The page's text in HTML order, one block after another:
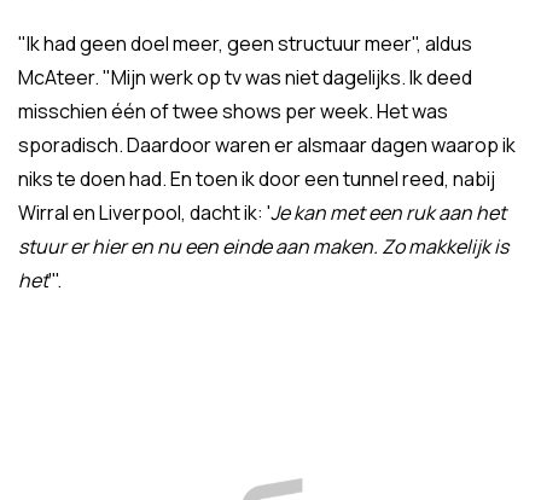
"Ik had geen doel meer, geen structuur meer", aldus
McAteer. "Mijn werk op tv was niet dagelijks. Ik deed
misschien één of twee shows per week. Het was
sporadisch. Daardoor waren er alsmaar dagen waarop ik
niks te doen had. En toen ik door een tunnel reed, nabij
Wirral en Liverpool, dacht ik: 'Je kan met een ruk aan het
stuur er hier en nu een einde aan maken. Zo makkelijk is
het'".